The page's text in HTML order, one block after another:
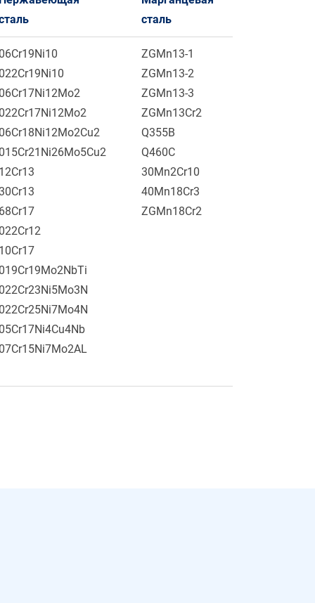
сталь
06Cr19Ni10
022Cr19Ni10
06Cr17Ni12Mo2
022Cr17Ni12Mo2
06Cr18Ni12Mo2Cu2
015Cr21Ni26Mo5Cu2
12Cr13
68Cr17
022Cr12
10Cr17
019Cr19Mo2NbTi
022Cr23Ni5Mo3N
022Cr25Ni7Mo4N
05Cr17Ni4Cu4Nb
07Cr15Ni7Mo2AL
ZGMn13-1
ZGMn13-2
ZGMn13-3
ZGMn13Cr2
Q355B
Q460C
30Mn2Cr10
40Mn18Cr3
ZGMn18Cr2